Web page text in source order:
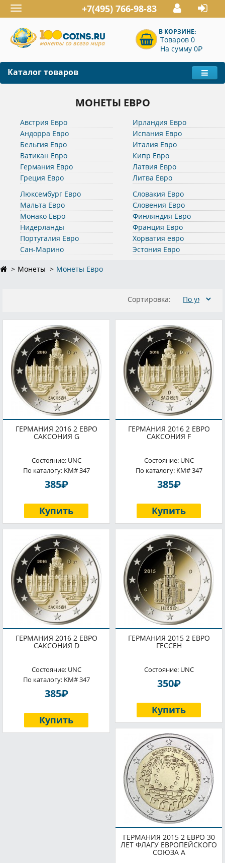
Toggle
navigation
+7(495) 766-98-83
В КОРЗИНЕ:
Товаров 0
На сумму 0P
Каталог товаров
МОНЕТЫ ЕВРО
Австрия Евро
Андорра Евро
Бельгия Евро
Ватикан Евро
Германия Евро
Греция Евро
Ирландия Евро
Испания Евро
Италия Евро
Кипр Евро
Латвия Евро
Литва Евро
Люксембург Евро
Мальта Евро
Монако Евро
Нидерланды
Португалия Евро
Сан-Марино
Словакия Евро
Словения Евро
Финляндия Евро
Франция Евро
Хорватия евро
Эстония Евро
Монеты Монеты Евро
Сортировка:
ГЕРМАНИЯ 2016 2 ЕВРО
САКСОНИЯ G
Состояние: UNC
По каталогу: KM# 347
385P
Купить
ГЕРМАНИЯ 2016 2 ЕВРО
САКСОНИЯ F
Состояние: UNC
По каталогу: KM# 347
385P
Купить
ГЕРМАНИЯ 2016 2 ЕВРО
САКСОНИЯ D
Состояние: UNC
По каталогу: KM# 347
385P
Купить
ГЕРМАНИЯ 2015 2 ЕВРО
ГЕССЕН
Состояние: UNC
350P
Купить
ГЕРМАНИЯ 2015 2 ЕВРО 30
ЛЕТ ФЛАГУ ЕВРОПЕЙСКОГО
СОЮЗА A